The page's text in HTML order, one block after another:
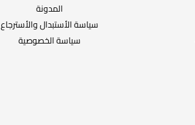
المدونة
سياسة الأستبدال والأسترجاع
سياسة الخصوصية